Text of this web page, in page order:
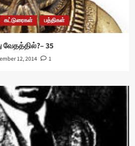
கட்டுரைகள் பத்திகள்
35
12, 2014 1